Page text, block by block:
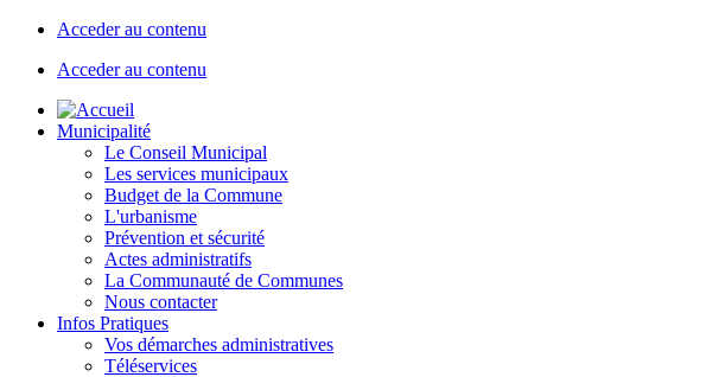
Acceder au contenu
Acceder au contenu
Municipalité
Le Conseil Municipal
Les services municipaux
Budget de la Commune
L'urbanisme
Prévention et sécurité
Actes administratifs
La Communauté de Communes
Nous contacter
Infos Pratiques
Vos démarches administratives
Téléservices